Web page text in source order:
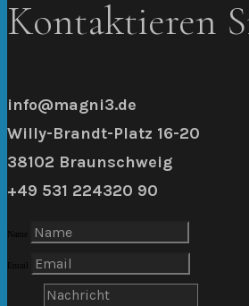
Kontaktieren
info@magni3.de
Willy-Brandt-Platz 16-20
38102 Braunschweig
+49 531 224320 90
Name
Email